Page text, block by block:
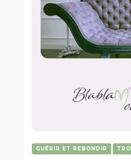
GUÉRIR ET REBONDIR